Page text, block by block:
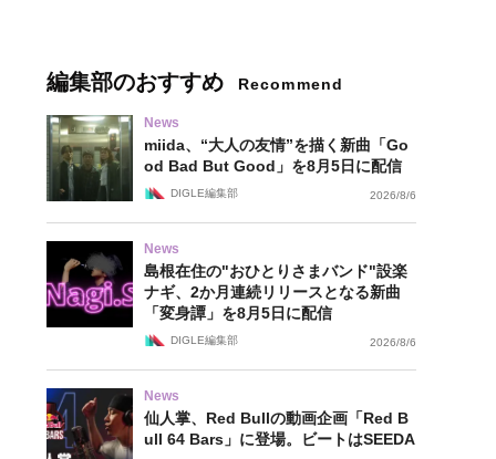
編集部のおすすめ Recommend
News
miida、“大人の友情”を描く新曲「Go
od Bad But Good」を8月5日に配信
DIGLE編集部 2026/8/6
News
島根在住の"おひとりさまバンド"設楽
ナギ、2か月連続リリースとなる新曲
「変身譚」を8月5日に配信
DIGLE編集部 2026/8/6
News
仙人掌、Red Bullの動画企画「Red B
ull 64 Bars」に登場。ビートはSEEDA